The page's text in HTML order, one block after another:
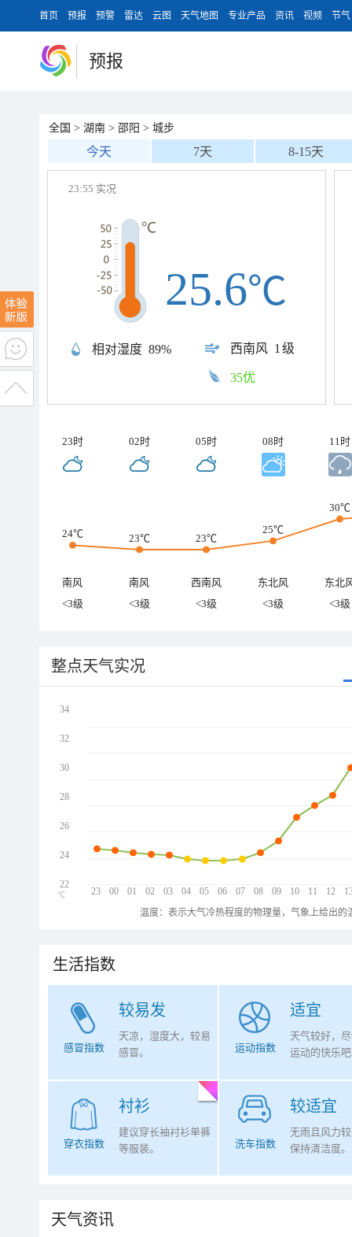
首页 预报 预警 雷达 云图 天气地图 专业产品 资讯 视频 节气
预报
全国 > 湖南 > 邵阳 > 城步
今天 7天 8-15天
23:55 实况
相对湿度 89% 西南风 1级
25.6℃
35优
23时 02时 05时 08时 11时
24℃ 23℃ 23℃
25℃
30℃
南风 南风 西南风 东北风
东北
<3级
<3级 <3级 <3级 <3级
整点天气实况
23 00 01 02 03 04 05 06 07 08 09 10 11 12
34
32
30
28
26
24
22
℃
温度：表示大气冷热程度的物理量，气象上给出
生活指数
较易发
感冒指数
天凉，湿度大，较易
感冒。
适宜
运动指数
天气较好，
运动的快乐
衬衫
穿衣指数
建议穿长袖衬衫单裤
等服装。
较适宜
洗车指数
无雨且风力
保持清洁度。
天气资讯